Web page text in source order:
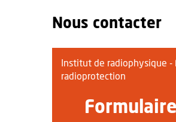
Nous contacter
Institut de radiophysique -
radioprotection